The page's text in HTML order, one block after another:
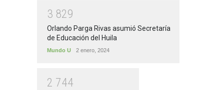
3 829
Orlando Parga Rivas asumió Secretaría
de Educación del Huila
Mundo U 2 enero, 2024
2 744